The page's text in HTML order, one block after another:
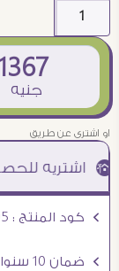
جنيه
او اشترى عن طريق
Ö كود المنتج : SA101995
Ö ضمان 10 سنوات على منتجاتنا